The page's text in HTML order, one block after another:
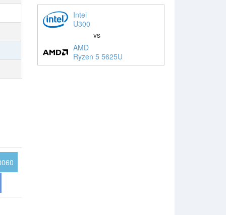
Intel
U300
vs
AMD
Ryzen 5 5625U